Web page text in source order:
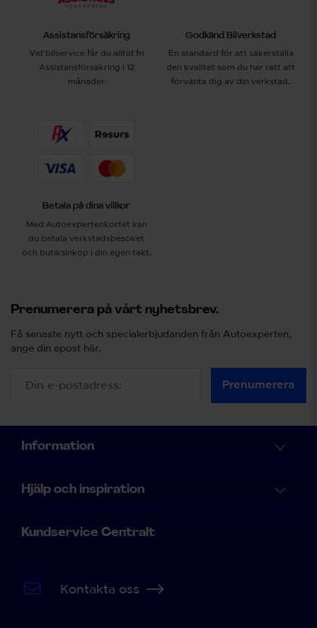
Assistansförsäkring
Vid bilservice får du alltid fri
Assistansförsäkring i 12
månader
Godkänd Bilverkstad
En standard för att säkerställa
den kvalitet som du har rätt att
förvänta dig av din verkstad.
Betala på dina villkor
Med Autoexpertenkortet kan
du betala verkstadsbesöket
och butiksinköp i din egen takt.
Prenumerera på vårt nyhetsbrev.
Få senaste nytt och specialerbjudanden från Autoexperten,
ange din epost här.
Prenumerera
Information
Hjälp och inspiration
Kundservice Centralt
Kontakta oss